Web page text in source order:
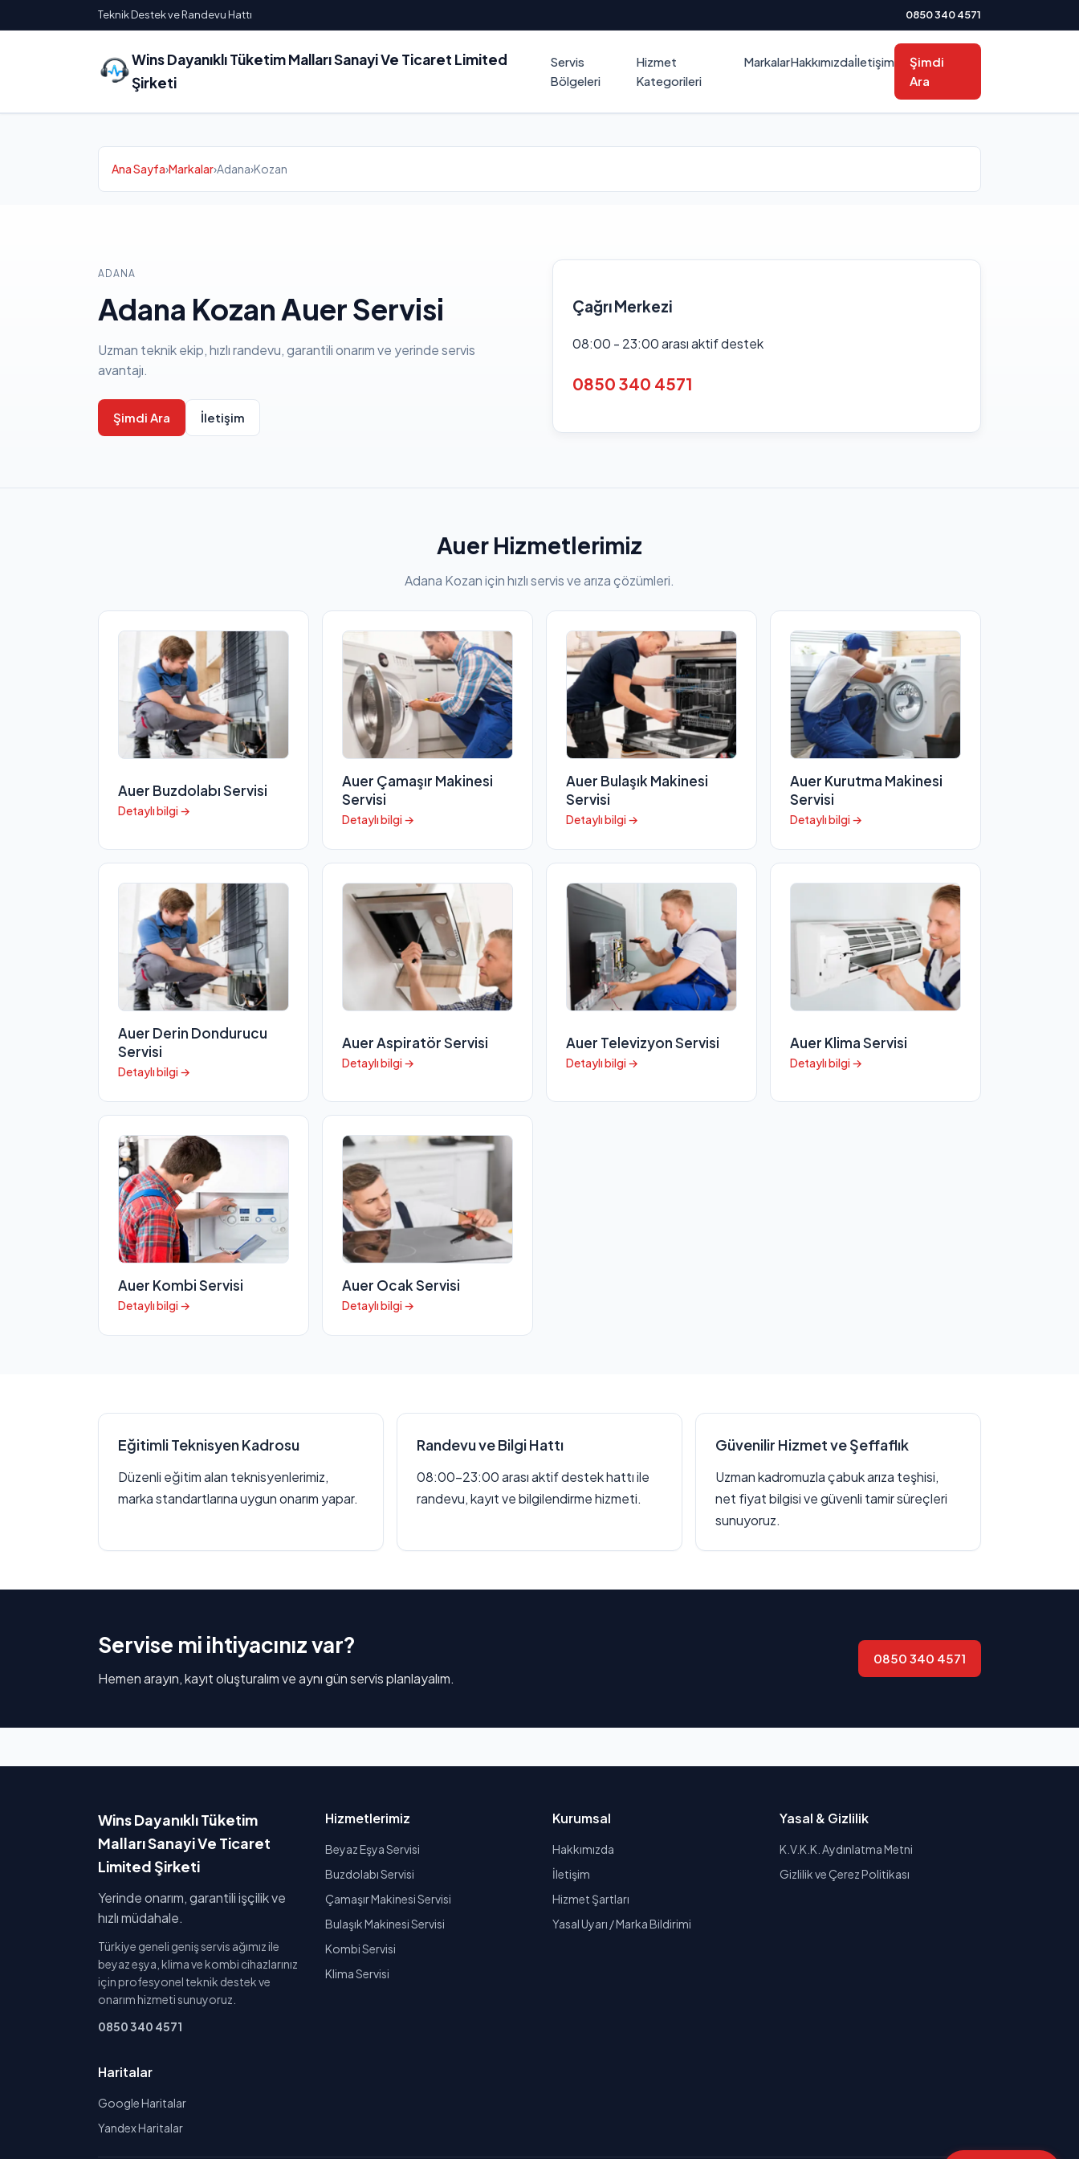
Teknik Destek ve Randevu Hattı 0850 340 4571
Wins Dayanıklı Tüketim Malları Sanayi Ve Ticaret Limited
Şirketi
Servis
Bölgeleri
Hizmet
Kategorileri
MarkalarHakkımızdaİletişim
Şimdi
Ara
Ana Sayfa›Markalar›Adana›Kozan
ADANA
Adana Kozan Auer Servisi
Uzman teknik ekip, hızlı randevu, garantili onarım ve yerinde servis
avantajı.
Şimdi Ara İletişim
Çağrı Merkezi
08:00 - 23:00 arası aktif destek
0850 340 4571
Auer Hizmetlerimiz
Adana Kozan için hızlı servis ve arıza çözümleri.
Auer Buzdolabı Servisi
Detaylı bilgi →
Auer Çamaşır Makinesi
Servisi
Detaylı bilgi →
Auer Bulaşık Makinesi
Servisi
Detaylı bilgi →
Auer Kurutma Makinesi
Servisi
Detaylı bilgi →
Auer Derin Dondurucu
Servisi
Detaylı bilgi →
Auer Aspiratör Servisi
Detaylı bilgi →
Auer Televizyon Servisi
Detaylı bilgi →
Auer Klima Servisi
Detaylı bilgi →
Auer Kombi Servisi
Detaylı bilgi →
Auer Ocak Servisi
Detaylı bilgi →
Eğitimli Teknisyen Kadrosu
Düzenli eğitim alan teknisyenlerimiz,
marka standartlarına uygun onarım yapar.
Randevu ve Bilgi Hattı
08:00–23:00 arası aktif destek hattı ile
randevu, kayıt ve bilgilendirme hizmeti.
Güvenilir Hizmet ve Şeffaflık
Uzman kadromuzla çabuk arıza teşhisi,
net fiyat bilgisi ve güvenli tamir süreçleri
sunuyoruz.
Servise mi ihtiyacınız var?
Hemen arayın, kayıt oluşturalım ve aynı gün servis planlayalım.
0850 340 4571
Wins Dayanıklı Tüketim
Malları Sanayi Ve Ticaret
Limited Şirketi
Yerinde onarım, garantili işçilik ve
hızlı müdahale.
Türkiye geneli geniş servis ağımız ile
beyaz eşya, klima ve kombi cihazlarınız
için profesyonel teknik destek ve
onarım hizmeti sunuyoruz.
0850 340 4571
Hizmetlerimiz
Beyaz Eşya Servisi
Buzdolabı Servisi
Çamaşır Makinesi Servisi
Bulaşık Makinesi Servisi
Kombi Servisi
Klima Servisi
Kurumsal
Hakkımızda
İletişim
Hizmet Şartları
Yasal Uyarı / Marka Bildirimi
Yasal & Gizlilik
K.V.K.K. Aydınlatma Metni
Gizlilik ve Çerez Politikası
Haritalar
Google Haritalar
Yandex Haritalar